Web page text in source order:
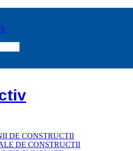
DE CONSTRUCTII
DE CONSTRUCTII